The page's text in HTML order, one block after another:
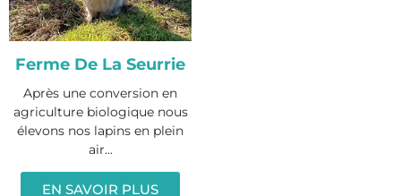
Ferme De La Seurrie
Après une conversion en
agriculture biologique nous
élevons nos lapins en plein
air...
EN SAVOIR PLUS